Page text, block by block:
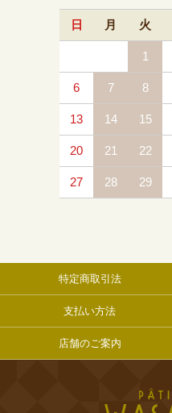
日 月 火
1
6 7 8
13 14 15
20 21 22
27 28 29
特定商取引法
支払い方法
店舗のご案内